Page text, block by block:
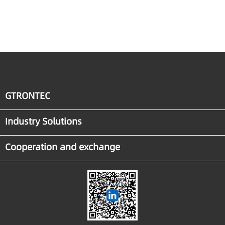
GTRONTEC
Industry Solutions
Cooperation and exchange